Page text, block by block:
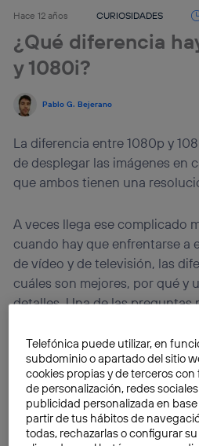
Hace 12 años CURIOSIDADES
¿Qué diferencia
y 1080i?
Pablo G. Bejerano
La diferencia entre 1080p y
de desplegar las imágenes en
que ambos tienen una
A veces llega ese complicado
cuando hay que enfrentarse a
de vídeo y de televisión, las
cuáles son mejores, por qué y
detalles. Una de las preguntas
formatos de televisión de alta
tienen la misma resolución
Ofrecen, por tanto, la misma
iguales técnicamente y esto
para el ojo humano en ciertas
Telefónica puede utilizar, en
subdominio o apartado del sitio
cookies propias y de terceros
de personalización, redes
publicidad personalizada en
partir de tus hábitos de
todas, rechazarlas o configurar